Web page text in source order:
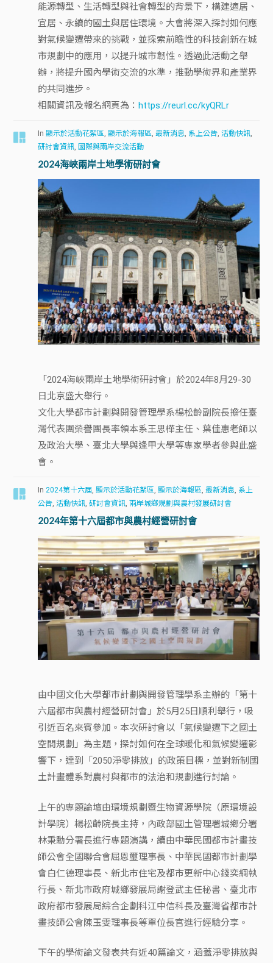
能源轉型、生活轉型與社會轉型的背景下，構建適居、
宜居、永續的國土與居住環境。大會將深入探討如何應
對氣候變遷帶來的挑戰，並探索前瞻性的科技創新在城
市規劃中的應用，以提升城市韌性。透過此活動之舉
辦，將提升國內學術交流的水準，推動學術界和產業界
的共同進步。
相關資訊及報名網頁為：https://reurl.cc/kyQRLr
In顯示於活動花絮區,顯示於海報區,最新消息, 系上公告,活動快訊,
研討會資訊, 國際與兩岸交流活動
2024海峽兩岸土地學術研討會
「2024海峽兩岸土地學術研討會」於2024年8月29-30
日北京盛大舉行。
文化大學都市計劃與開發管理學系楊松齡副院長擔任臺
灣代表團榮譽團長率領本系王思樺主任、葉佳惠老師以
及政治大學、臺北大學與逢甲大學等專家學者參與此盛
會。
In2024第十六屆,顯示於活動花絮區,顯示於海報區,最新消息, 系上
公告,活動快訊,研討會資訊,兩岸城鄉規劃與農村發展研討會
2024年第十六屆都市與農村經營研討會
由中國文化大學都市計劃與開發管理學系主辦的「第十
六屆都市與農村經營研討會」於5月25日順利舉行，吸
引近百名來賓參加。本次研討會以「氣候變遷下之國土
空間規劃」為主題，探討如何在全球暖化和氣候變遷影
響下，達到「2050淨零排放」的政策目標，並對新制國
土計畫體系對農村與都市的法治和規劃進行討論。
上午的專題論壇由環境規劃暨生物資源學院（原環境設
計學院）楊松齡院長主持，內政部國土管理署城鄉分署
林秉勳分署長進行專題演講，續由中華民國都市計畫技
師公會全國聯合會屈恩璽理事長、中華民國都市計劃學
會白仁德理事長、新北市住宅及都市更新中心錢奕綱執
行長、新北市政府城鄉發展局謝登武主任秘書、臺北市
政府都市發展局綜合企劃科江中信科長及臺灣省都市計
畫技師公會陳玉雯理事長等單位長官進行經驗分享。
下午的學術論文發表共有近40篇論文，涵蓋淨零排放與